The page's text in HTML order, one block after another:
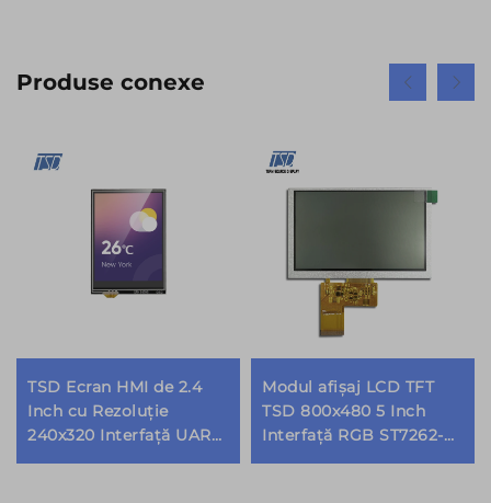
Produse conexe
TSD Ecran HMI de 2.4
Inch cu Rezoluție
240x320 Interfață UART
ST7789V 6H TN TFT LCD
Modul afișaj LCD TFT
TSD 800x480 5 Inch
Interfață RGB ST7262-
G4-E Ecran IPS